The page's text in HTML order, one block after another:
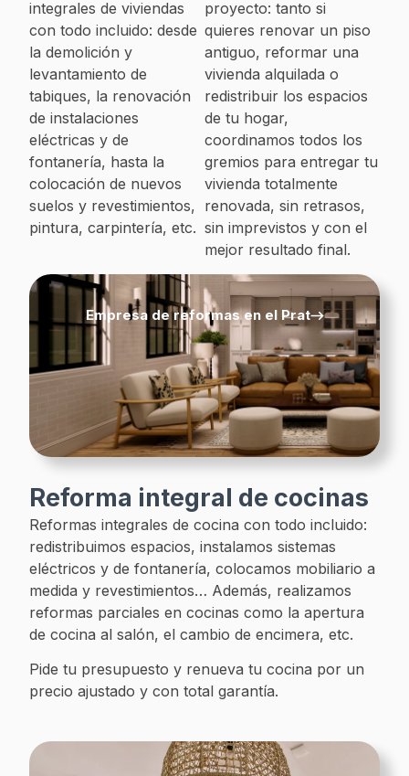
integrales de viviendas
con todo incluido: desde
la demolición y
levantamiento de
tabiques, la renovación
de instalaciones
eléctricas y de
fontanería, hasta la
colocación de nuevos
suelos y revestimientos,
pintura, carpintería, etc.
proyecto: tanto si
quieres renovar un piso
antiguo, reformar una
vivienda alquilada o
redistribuir los espacios
de tu hogar,
coordinamos todos los
gremios para entregar tu
vivienda totalmente
renovada, sin retrasos,
sin imprevistos y con el
mejor resultado final.
Empresa de reformas en el Prat
Reforma integral de cocinas
Reformas integrales de cocina con todo incluido:
redistribuimos espacios, instalamos sistemas
eléctricos y de fontanería, colocamos mobiliario a
medida y revestimientos… Además, realizamos
reformas parciales en cocinas como la apertura
de cocina al salón, el cambio de encimera, etc.
Pide tu presupuesto y renueva tu cocina por un
precio ajustado y con total garantía.